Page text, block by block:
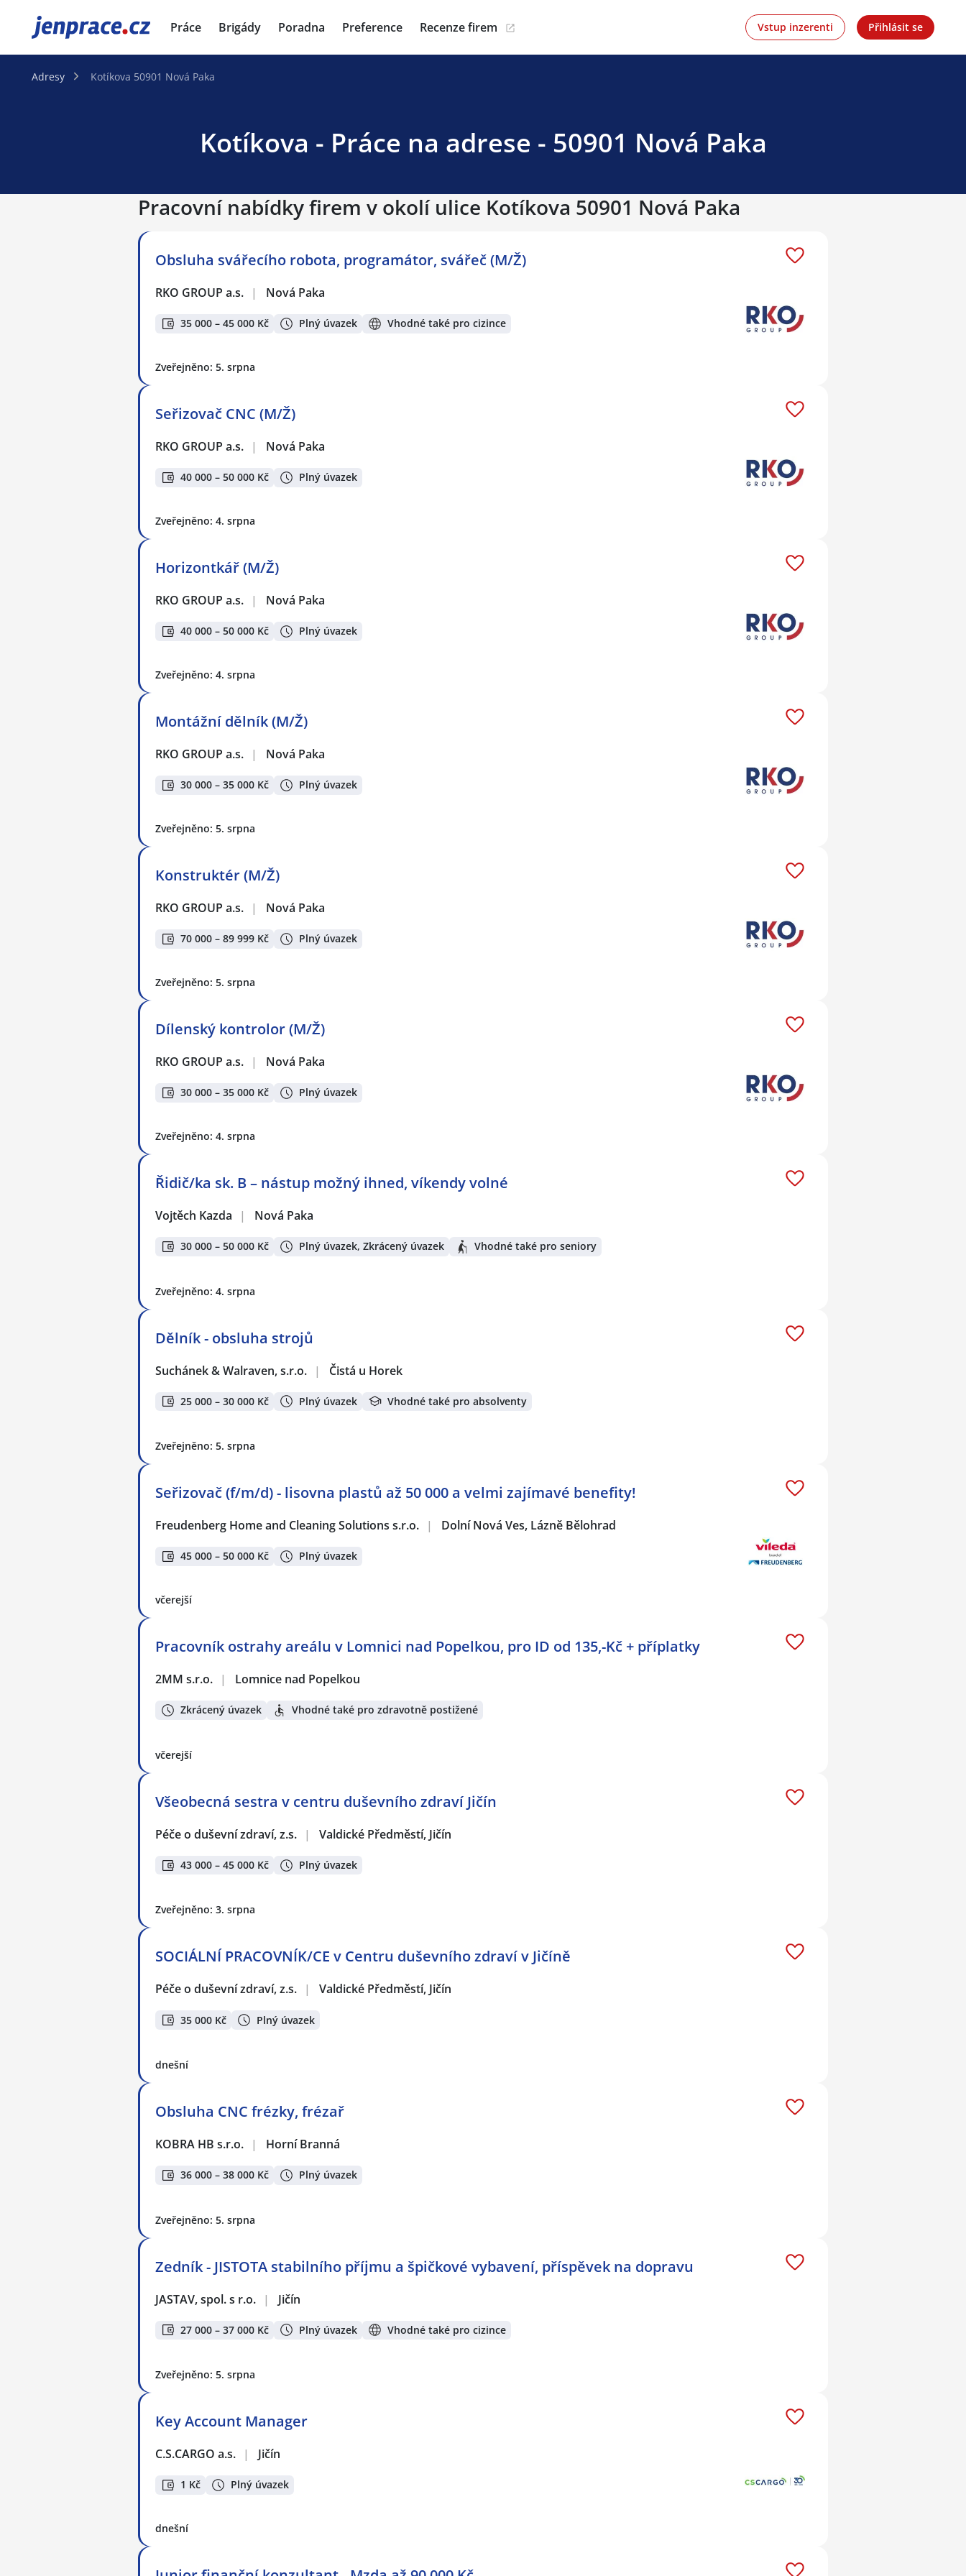
JenPráce.cz Práce Brigády Poradna Preference Recenze firem Vstup inzerenti Přihlásit se
Adresy Kotíkova 50901 Nová Paka
Kotíkova - Práce na adrese - 50901 Nová Paka
Pracovní nabídky firem v okolí ulice Kotíkova 50901 Nová Paka
Obsluha svářecího robota, programátor, svářeč (M/Ž)
RKO GROUP a.s. | Nová Paka
35 000 – 45 000 Kč Plný úvazek Vhodné také pro cizince
Zveřejněno: 5. srpna
Seřizovač CNC (M/Ž)
RKO GROUP a.s. | Nová Paka
40 000 – 50 000 Kč Plný úvazek
Zveřejněno: 4. srpna
Horizontkář (M/Ž)
RKO GROUP a.s. | Nová Paka
40 000 – 50 000 Kč Plný úvazek
Zveřejněno: 4. srpna
Montážní dělník (M/Ž)
RKO GROUP a.s. | Nová Paka
30 000 – 35 000 Kč Plný úvazek
Zveřejněno: 5. srpna
Konstruktér (M/Ž)
RKO GROUP a.s. | Nová Paka
70 000 – 89 999 Kč Plný úvazek
Zveřejněno: 5. srpna
Dílenský kontrolor (M/Ž)
RKO GROUP a.s. | Nová Paka
30 000 – 35 000 Kč Plný úvazek
Zveřejněno: 4. srpna
Řidič/ka sk. B – nástup možný ihned, víkendy volné
Vojtěch Kazda | Nová Paka
30 000 – 50 000 Kč Plný úvazek, Zkrácený úvazek Vhodné také pro seniory
Zveřejněno: 4. srpna
Dělník - obsluha strojů
Suchánek & Walraven, s.r.o. | Čistá u Horek
25 000 – 30 000 Kč Plný úvazek Vhodné také pro absolventy
Zveřejněno: 5. srpna
Seřizovač (f/m/d) - lisovna plastů až 50 000 a velmi zajímavé benefity!
Freudenberg Home and Cleaning Solutions s.r.o. | Dolní Nová Ves, Lázně Bělohrad
45 000 – 50 000 Kč Plný úvazek
včerejší
Pracovník ostrahy areálu v Lomnici nad Popelkou, pro ID od 135,-Kč + příplatky
2MM s.r.o. | Lomnice nad Popelkou
Zkrácený úvazek Vhodné také pro zdravotně postižené
včerejší
Všeobecná sestra v centru duševního zdraví Jičín
Péče o duševní zdraví, z.s. | Valdické Předměstí, Jičín
43 000 – 45 000 Kč Plný úvazek
Zveřejněno: 3. srpna
SOCIÁLNÍ PRACOVNÍK/CE v Centru duševního zdraví v Jičíně
Péče o duševní zdraví, z.s. | Valdické Předměstí, Jičín
35 000 Kč Plný úvazek
dnešní
Obsluha CNC frézky, frézař
KOBRA HB s.r.o. | Horní Branná
36 000 – 38 000 Kč Plný úvazek
Zveřejněno: 5. srpna
Zedník - JISTOTA stabilního příjmu a špičkové vybavení, příspěvek na dopravu
JASTAV, spol. s r.o. | Jičín
27 000 – 37 000 Kč Plný úvazek Vhodné také pro cizince
Zveřejněno: 5. srpna
Key Account Manager
C.S.CARGO a.s. | Jičín
1 Kč Plný úvazek
dnešní